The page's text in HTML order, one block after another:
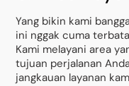
Yang bikin kami
ini nggak cuma
Kami melayani area
tujuan perjalanan
jangkauan layanan